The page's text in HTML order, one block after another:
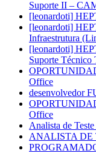
Suporte II –
[leonardoti]
[leonardoti]
Infraestrutura
[leonardoti]
Suporte Técnico
Office
desenvolvedor
Office
Analista de
ANALISTA DE